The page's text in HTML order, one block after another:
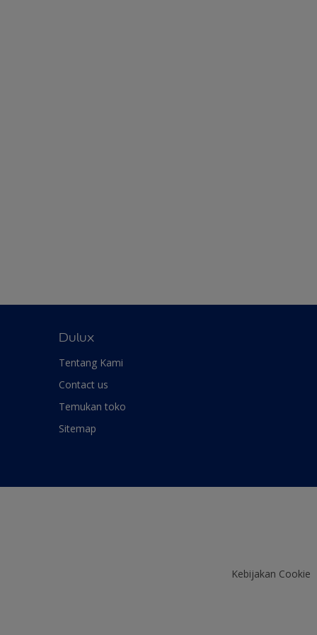
Dulux
Tentang Kami
Contact us
Temukan toko
Sitemap
Kebijakan Cookie